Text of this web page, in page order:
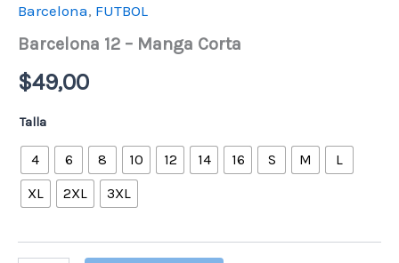
Barcelona, FUTBOL
Barcelona 12 – Manga Corta
$49,00
Talla
4 6 8 10 12 14 16 S M
L
XL
2XL 3XL